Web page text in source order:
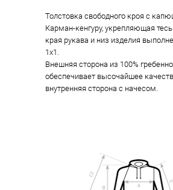
Толстовка свободного кроя с
Карман-кенгуру, укрепляющая
края рукава и низ изделия
1х1.
Внешняя сторона из 100%
обеспечивает высочайшее
внутренняя сторона с начесом.